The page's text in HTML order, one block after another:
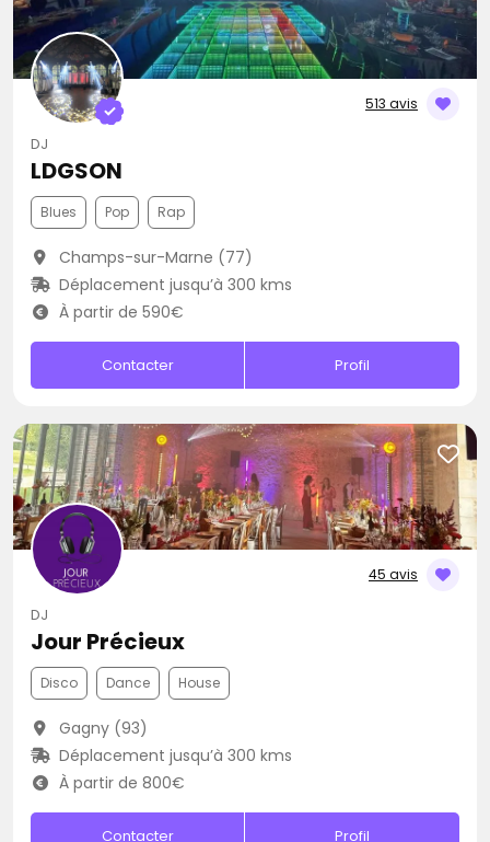
513 avis
DJ
LDGSON
Blues Pop Rap
Champs-sur-Marne (77)
Déplacement jusqu’à 300 kms
À partir de 590€
Contacter Profil
45 avis
DJ
Jour Précieux
Disco Dance House
Gagny (93)
Déplacement jusqu’à 300 kms
À partir de 800€
Contacter Profil